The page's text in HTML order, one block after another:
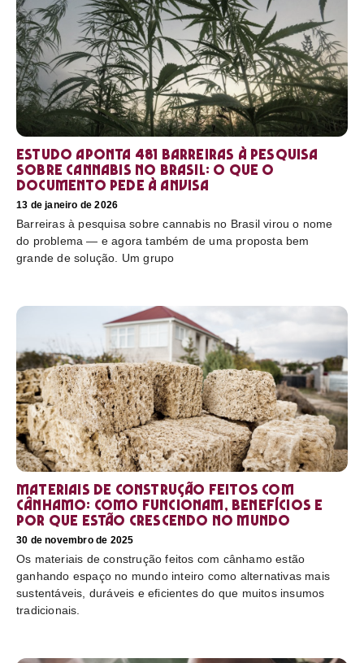
Estudo aponta 481 barreiras à pesquisa
sobre cannabis no Brasil: o que o
documento pede à Anvisa
13 de janeiro de 2026
Barreiras à pesquisa sobre cannabis no Brasil virou o nome
do problema — e agora também de uma proposta bem
grande de solução. Um grupo
Materiais de construção feitos com
cânhamo: como funcionam, benefícios e
por que estão crescendo no mundo
30 de novembro de 2025
Os materiais de construção feitos com cânhamo estão
ganhando espaço no mundo inteiro como alternativas mais
sustentáveis, duráveis e eficientes do que muitos insumos
tradicionais.